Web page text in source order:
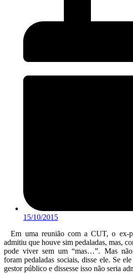
15/10/2015
Em uma reunião com a CUT, o ex-
admitiu que houve sim pedaladas, mas,
pode viver sem um “mas…”. Mas não
foram pedaladas sociais, disse ele. Se
gestor público e dissesse isso não seria